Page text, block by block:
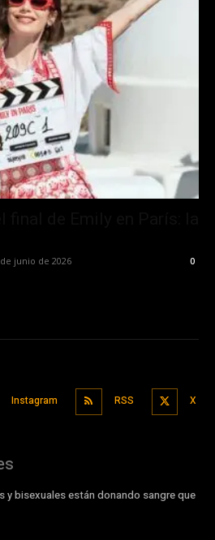
junio de 2026 0
Instagram RSS X
y bisexuales están donando sangre que